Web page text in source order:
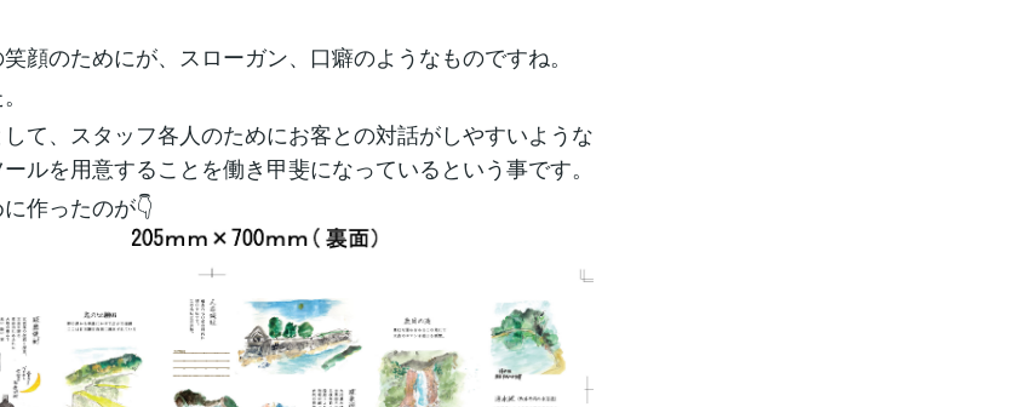
顔のためにが、スローガン、口癖のようなものですね。
て、スタッフ各人のためにお客との対話がしやすいような
ルを用意することを働き甲斐になっているという事です。
作ったのが👇